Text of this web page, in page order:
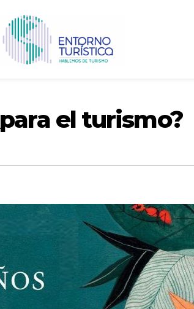
el turismo?